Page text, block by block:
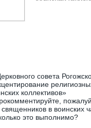
совета
коллективов»
в воинских
это выполнимо?